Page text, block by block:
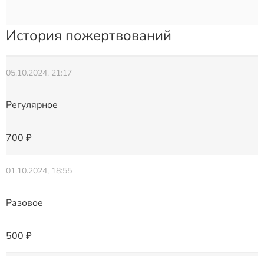
История пожертвований
05.10.2024, 21:17
Регулярное
700 ₽
01.10.2024, 18:55
Разовое
500 ₽